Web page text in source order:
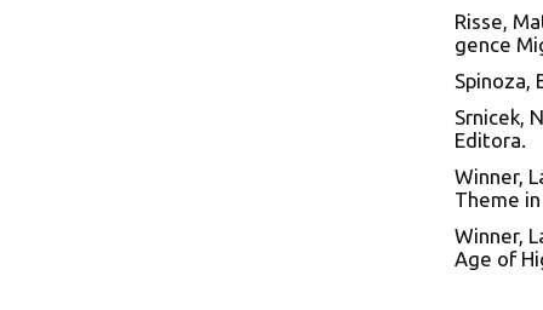
Risse,
gence
Spinoza,
Srnicek,
Editora.
Winner,
Theme
Winner,
Age of